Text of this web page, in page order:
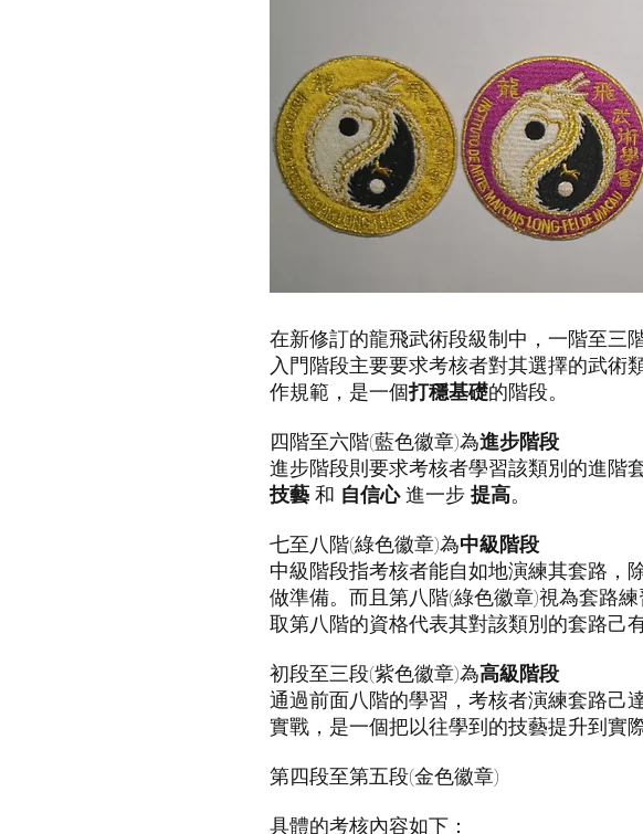
在新修訂的龍飛武術段級制中，一階至三
入門階段主要要求考核者對其選擇的武術
作規範，是一個打穩基礎的階段。
四階至六階(藍色徽章)為進步階段
進步階段則要求考核者學習該類別的進階
技藝 和 自信心進一步 提高。
七至八階(綠色徽章)為中級階段
中級階段指考核者能自如地演練其套路，
做準備。而且第八階(綠色徽章)視為套路
取第八階的資格代表其對該類別的套路己
初段至三段(紫色徽章)為高級階段
通過前面八階的學習，考核者演練套路己
實戰，是一個把以往學到的技藝提升到實
第四段至第五段(金色徽章)
具體的考核內容如下：